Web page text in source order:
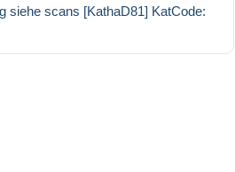
siehe scans [KathaD81] KatCode: